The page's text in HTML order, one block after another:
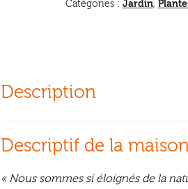
Catégories : Jardin,
Description
Descriptif de la
« Nous sommes si éloignés de la